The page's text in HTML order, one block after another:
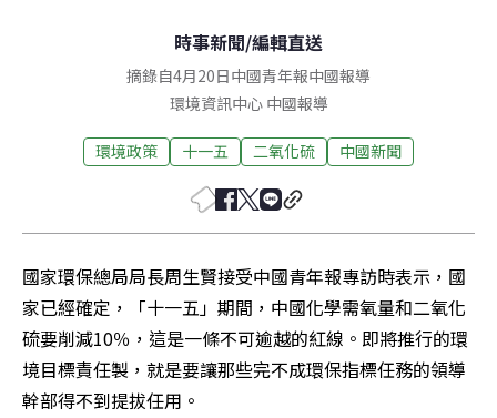
時事新聞/編輯直送
摘錄自4月20日中國青年報中國報導
環境資訊中心 中國報導
環境政策 十一五 二氧化硫 中國新聞
國家環保總局局長周生賢接受中國青年報專訪時表示，國
家已經確定，「十一五」期間，中國化學需氧量和二氧化
硫要削減10％，這是一條不可逾越的紅線。即將推行的環
境目標責任製，就是要讓那些完不成環保指標任務的領導
幹部得不到提拔任用。